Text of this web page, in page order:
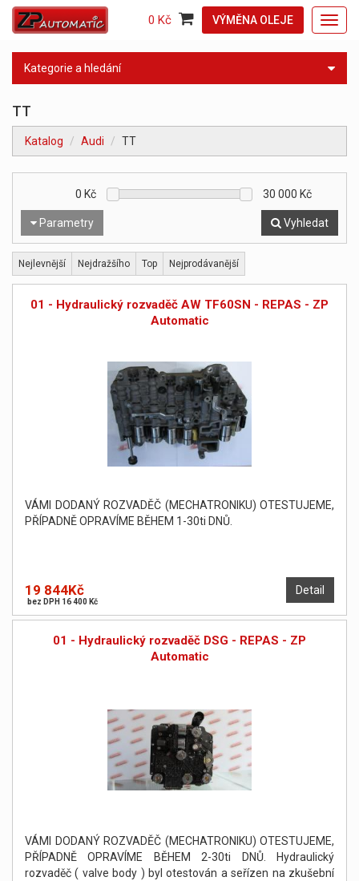
VÝMĚNA OLEJE
0 Kč
Kategorie a hledání
TT
Katalog Audi TT
Parametry
0 Kč 30 000 Kč
Vyhledat
Nejlevnější Nejdražšího Top Nejprodávanější
01 - Hydraulický rozvaděč AW TF60SN - REPAS - ZP
Automatic
VÁMI DODANÝ ROZVADĚČ (MECHATRONIKU) OTESTUJEME,
PŘÍPADNĚ OPRAVÍME BĚHEM 1-30ti DNŮ.
Detail
19 844Kč
bez DPH 16 400 Kč
01 - Hydraulický rozvaděč DSG - REPAS - ZP
Automatic
VÁMI DODANÝ ROZVADĚČ (MECHATRONIKU) OTESTUJEME,
PŘÍPADNĚ OPRAVÍME BĚHEM 2-30ti DNŮ. Hydraulický
rozvaděč ( valve body ) byl otestován a seřízen na zkušební